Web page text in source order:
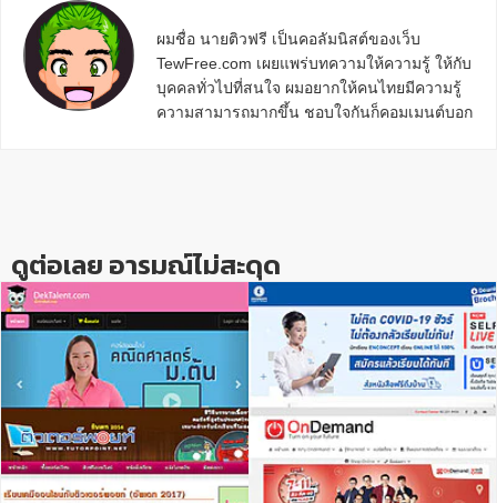
ผมชื่อ นายติวฟรี เป็นคอลัมนิสต์ของเว็บ
TewFree.com เผยแพร่บทความให้ความรู้ ให้กับ
บุคคลทั่วไปที่สนใจ ผมอยากให้คนไทยมีความรู้
ความสามารถมากขึ้น ชอบใจกันก็คอมเมนต์บอก
ดูต่อเลย อารมณ์ไม่สะดุด